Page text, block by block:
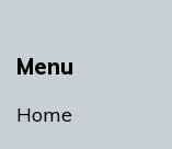
Menu
Home